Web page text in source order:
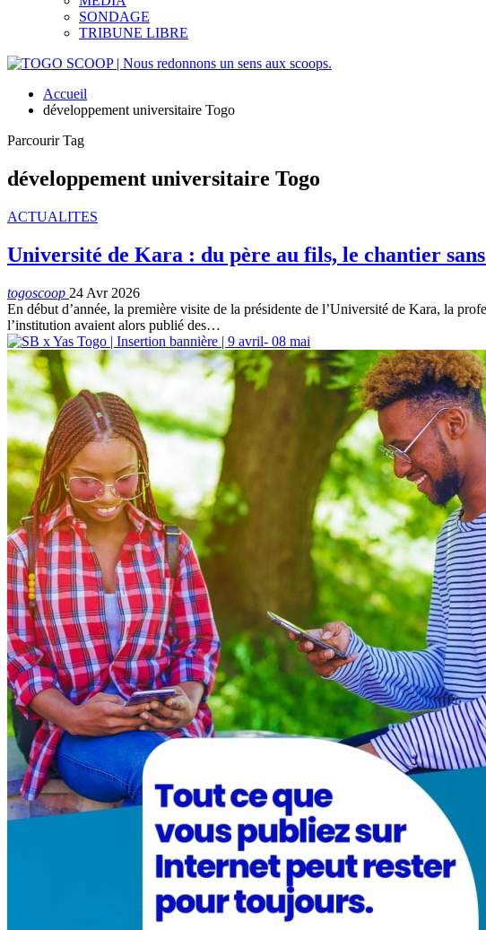
SONDAGE
TRIBUNE LIBRE
Accueil
développement universitaire Togo
Parcourir Tag
développement universitaire Togo
ACTUALITES
Université de Kara : du père au fils, le chantier
togoscoop 24 Avr 2026
En début d’année, la première visite de la présidente de l’Université de Kara, la
l’institution avaient alors publié des…